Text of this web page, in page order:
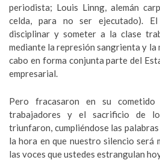
periodista; Louis Linng, alemán
celda, para no ser ejecutado).
disciplinar y someter a la clase
mediante la represión sangrienta y la
cabo en forma conjunta parte del
empresarial.
Pero fracasaron en su
trabajadores y el sacrificio de
triunfaron, cumpliéndose las palabras
la hora en que nuestro silencio será
las voces que ustedes estrangulan